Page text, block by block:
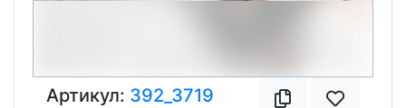
Артикул: 392_3719